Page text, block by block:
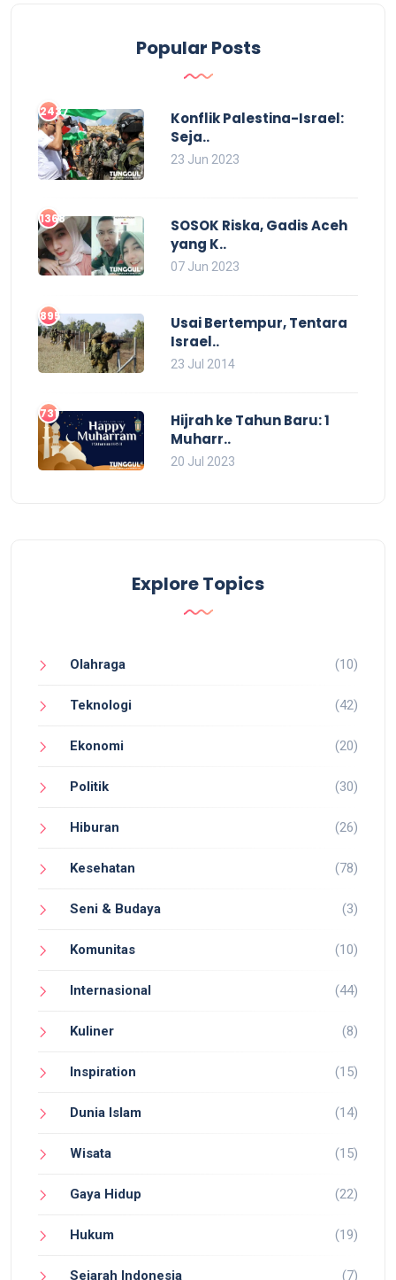
Popular Posts
2437
Konflik Palestina-Israel:
Seja..
23 Jun 2023
1368
SOSOK Riska, Gadis Aceh
yang K..
07 Jun 2023
895
Usai Bertempur, Tentara
Israel..
23 Jul 2014
731
Hijrah ke Tahun Baru: 1
Muharr..
20 Jul 2023
Explore Topics
Olahraga (10)
Teknologi (42)
Ekonomi (20)
Politik (30)
Hiburan (26)
Kesehatan (78)
Seni & Budaya (3)
Komunitas (10)
Internasional (44)
Kuliner (8)
Inspiration (15)
Dunia Islam (14)
Wisata (15)
Gaya Hidup (22)
Hukum (19)
Sejarah Indonesia (7)